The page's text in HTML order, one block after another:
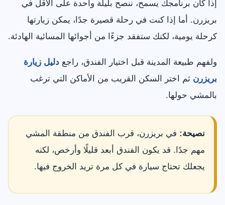
إذا كان برنامجك يسمح، ننصح بليلة واحدة على الأقل في
بريزرن. أما إذا كنت في رحلة قصيرة جدًا، يمكن زيارتها
كرحلة يومية، لكنك ستفقد جزءًا من أجوائها المسائية الهادئة.
ولفهم طبيعة المدينة قبل اختيار الفندق، راجع دليل زيارة
بريزرن ثم اختر السكن القريب من الأماكن التي ترغب
بالمشي حولها.
نصيحة: في بريزرن، قرب الفندق من منطقة المشي
مهم جدًا. قد يكون الفندق أبعد قليلًا وأرخص، لكنه
يجعلك تحتاج سيارة في كل مرة تريد الخروج فيها.